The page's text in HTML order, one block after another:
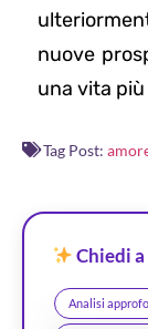
nuove
una vita
Tag Post:
Chiedi
Analisi